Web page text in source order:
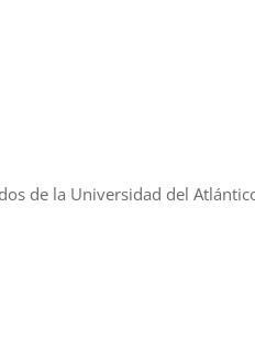
de la Universidad del